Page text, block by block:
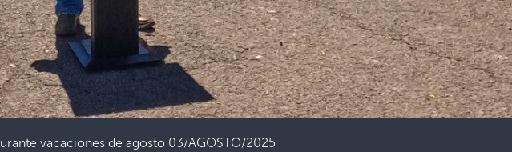
vacaciones de agosto 03/AGOSTO/2025